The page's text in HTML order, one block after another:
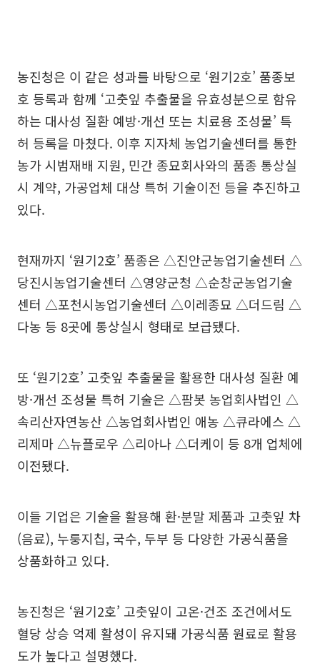
농진청은 이 같은 성과를 바탕으로 ‘원기2호’ 품종보
호 등록과 함께 ‘고춧잎 추출물을 유효성분으로 함유
하는 대사성 질환 예방·개선 또는 치료용 조성물’ 특
허 등록을 마쳤다. 이후 지자체 농업기술센터를 통한
농가 시범재배 지원, 민간 종묘회사와의 품종 통상실
시 계약, 가공업체 대상 특허 기술이전 등을 추진하고
있다.
현재까지 ‘원기2호’ 품종은 △진안군농업기술센터 △
당진시농업기술센터 △영양군청 △순창군농업기술
센터 △포천시농업기술센터 △이레종묘 △더드림 △
다농 등 8곳에 통상실시 형태로 보급됐다.
또 ‘원기2호’ 고춧잎 추출물을 활용한 대사성 질환 예
방·개선 조성물 특허 기술은 △팜봇 농업회사법인 △
속리산자연농산 △농업회사법인 애농 △큐라에스 △
리제마 △뉴플로우 △리아나 △더케이 등 8개 업체에
이전됐다.
이들 기업은 기술을 활용해 환·분말 제품과 고춧잎 차
(음료), 누룽지칩, 국수, 두부 등 다양한 가공식품을
상품화하고 있다.
농진청은 ‘원기2호’ 고춧잎이 고온·건조 조건에서도
혈당 상승 억제 활성이 유지돼 가공식품 원료로 활용
도가 높다고 설명했다.